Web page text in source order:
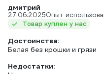
дмитрий
27.06.2025Опыт
Товар куплен у нас
Достоинства:
Белая без крошки и грязи
Недостатки: